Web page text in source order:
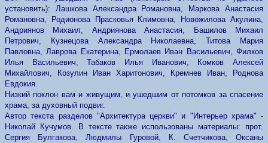
установить): Лашкова Александра Романовна, Маркова Анастасия
Романовна, Родионова Прасковья Климовна, Новожилова Акулина,
Андриянов Михаил, Андриянова Анастасия, Башилов Михаил
Петрович, Кузнецова Александра Николаевна, Титова Мария
Павловна, Лаврова Екатерина, Ермолаев Иван Васильевич, Филков
Илья Васильевич, Табаков Илья Иванович, Комков Алексей
Михайлович, Козулин Иван Харитонович, Кремнев Иван, Роднова
Евдокия.
Низкий поклон вам и живущим, и ушедшим от потомков за спасение
храма, за духовный подвиг.
Автор текста разделов "Архитектура церкви" и "Интерьер храма" -
Николай Кучумов. В тексте также использованы материалы: прот.
Сергия Булгакова, Людмилы Гуровой, К. Счетчикова, Оксаны